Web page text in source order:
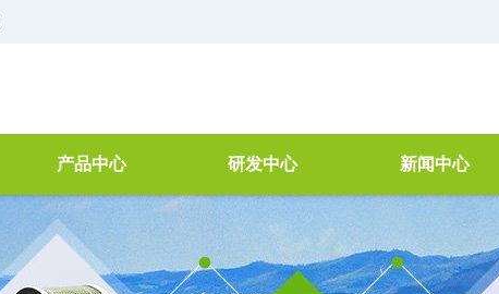
产品中心
空气净化过滤器
工业过滤器
研发中心
研讨会
新闻中心
行业新闻